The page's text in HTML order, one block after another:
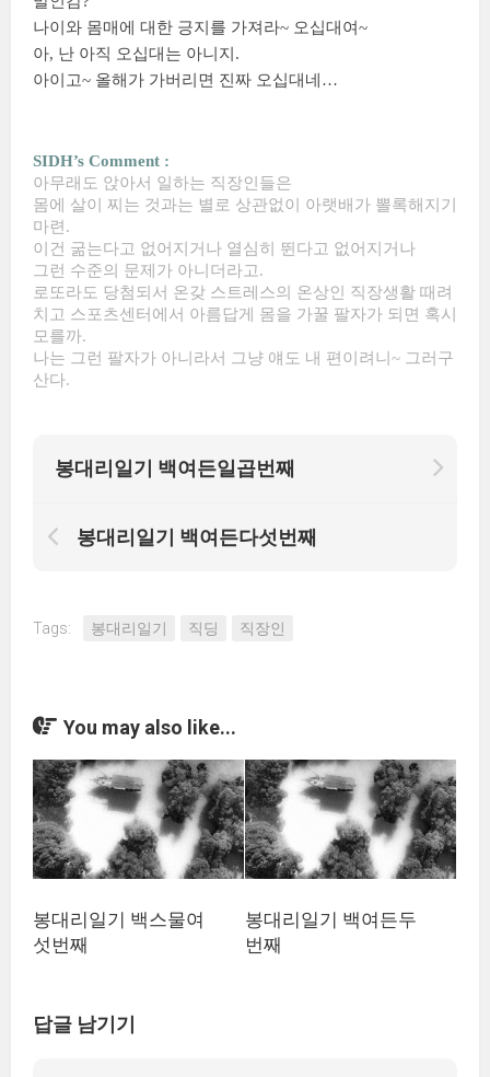
나이와 몸매에 대한 긍지를 가져라~ 오십대여~
아, 난 아직 오십대는 아니지.
아이고~ 올해가 가버리면 진짜 오십대네…
SIDH’s Comment :
아무래도 앉아서 일하는 직장인들은
몸에 살이 찌는 것과는 별로 상관없이 아랫배가 뽈록해지기
마련.
이건 굶는다고 없어지거나 열심히 뛴다고 없어지거나
그런 수준의 문제가 아니더라고.
로또라도 당첨되서 온갖 스트레스의 온상인 직장생활 때려
치고 스포츠센터에서 아름답게 몸을 가꿀 팔자가 되면 혹시
모를까.
나는 그런 팔자가 아니라서 그냥 얘도 내 편이려니~ 그러구
산다.
봉대리일기 백여든일곱번째
봉대리일기 백여든다섯번째
Tags: 봉대리일기 직딩 직장인
You may also like...
봉대리일기 백스물여
섯번째
봉대리일기 백여든두
번째
답글 남기기